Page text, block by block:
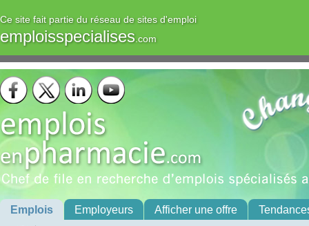
Ce site fait partie du réseau de sites d'emploi
emploisspecialises.com
Emplois Employeurs Afficher une offre